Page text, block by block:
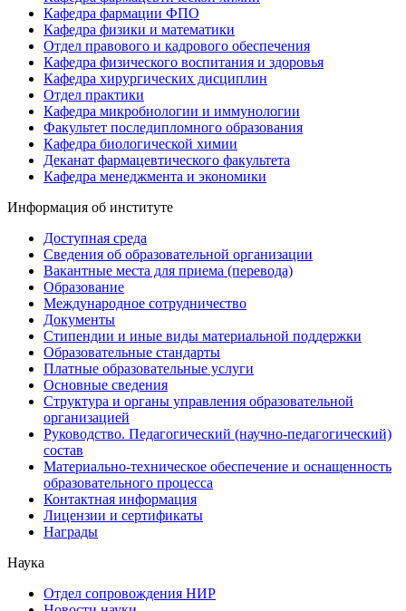
Кафедра фармации ФПО
Кафедра физики и математики
Отдел правового и кадрового обеспечения
Кафедра физического воспитания и здоровья
Кафедра хирургических дисциплин
Отдел практики
Кафедра микробиологии и иммунологии
Факультет последипломного образования
Кафедра биологической химии
Деканат фармацевтического факультета
Кафедра менеджмента и экономики
Информация об институте
Доступная среда
Сведения об образовательной организации
Вакантные места для приема (перевода)
Образование
Международное сотрудничество
Документы
Стипендии и иные виды материальной поддержки
Образовательные стандарты
Платные образовательные услуги
Основные сведения
Структура и органы управления образовательной
организацией
Руководство. Педагогический (научно-педагогический)
состав
Материально-техническое обеспечение и оснащенность
образовательного процесса
Контактная информация
Лицензии и сертификаты
Награды
Наука
Отдел сопровождения НИР